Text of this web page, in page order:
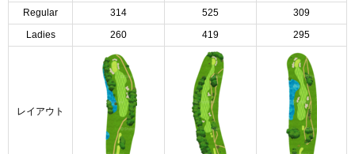
Regular 314 525 309
Ladies 260 419 295
レイアウト